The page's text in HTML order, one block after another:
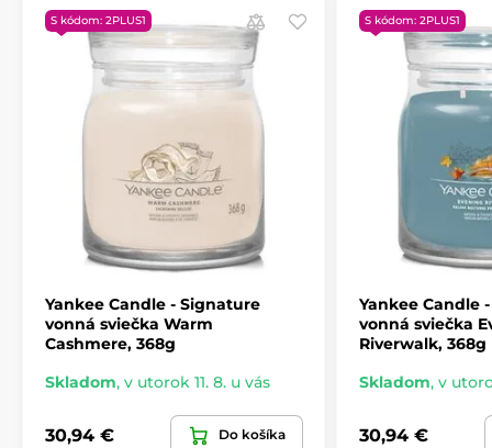
S kódom: 2PLUS1
Yankee Candle - Signature
vonná sviečka Warm
Cashmere, 368g
Skladom, v utorok 11. 8. u vás
30,94 € Do košíka
S kódom: 2PLUS1
Yankee Candle
vonná sviečka
Riverwalk, 368g
Skladom, v
30,94 €